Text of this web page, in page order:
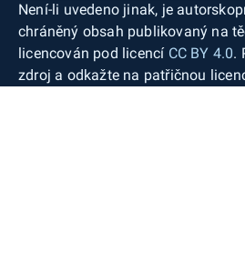
Není-li uvedeno jinak, je
chráněný obsah publikovaný na
licencován pod licencí CC BY 4.0.
zdroj a odkažte na patřičnou